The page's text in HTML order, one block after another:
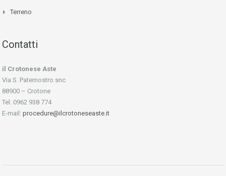
Terreno
Contatti
il Crotonese Aste
Via S. Paternostro snc
88900 – Crotone
Tel. 0962 938 774
E-mail: procedure@ilcrotoneseaste.it